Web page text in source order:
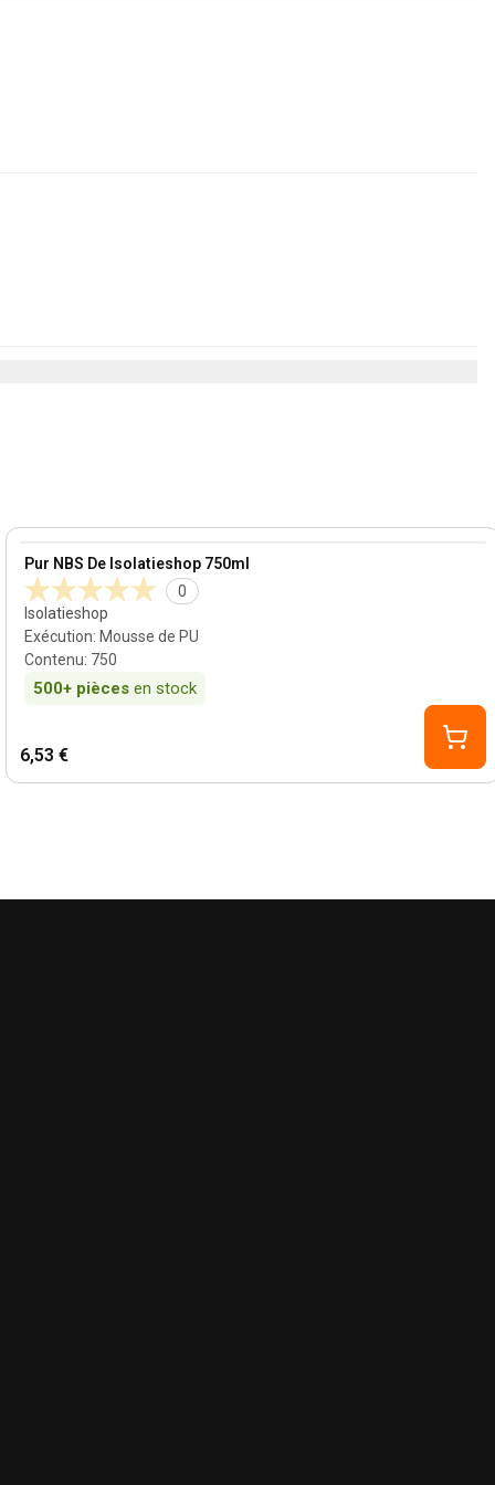
Pur NBS De Isolatieshop 750ml
0
Isolatieshop
Exécution: Mousse de PU
Contenu: 750
500+ pièces en stock
View product
6,53 €